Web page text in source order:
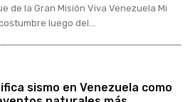
de la Gran Misión Viva Venezuela Mi
luego del...
sismo en Venezuela como